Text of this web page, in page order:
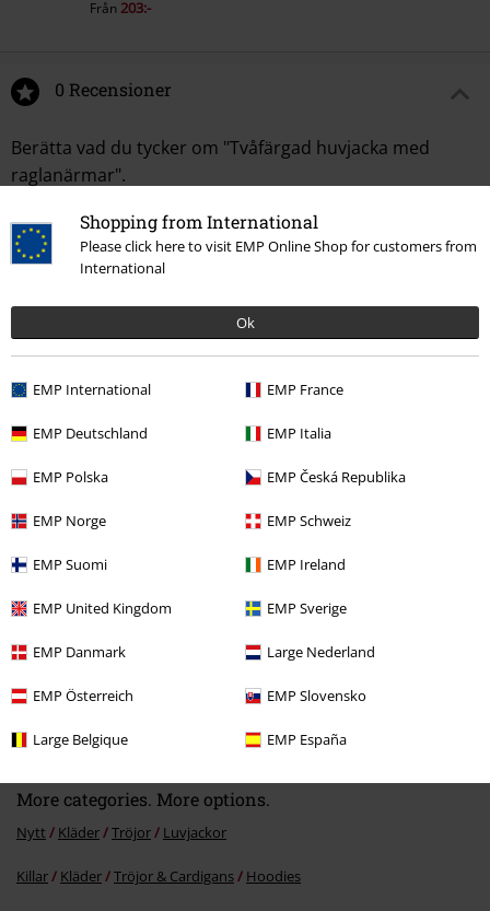
Shopping from International
Please click here to visit EMP Online Shop for customers from
International
Ok
EMP International EMP France
EMP Deutschland EMP Italia
EMP Polska EMP Česká Republika
EMP Norge EMP Schweiz
EMP Suomi EMP Ireland
EMP United Kingdom EMP Sverige
EMP Danmark Large Nederland
EMP Österreich EMP Slovensko
Large Belgique EMP España
Från 203:-
0 Recensioner
Berätta vad du tycker om "Tvåfärgad huvjacka med
raglanärmar".
Skriv en recension
Senast besökt
%
More categories. More options.
Nytt Kläder Tröjor Luvjackor
Killar Kläder Tröjor & Cardigans Hoodies